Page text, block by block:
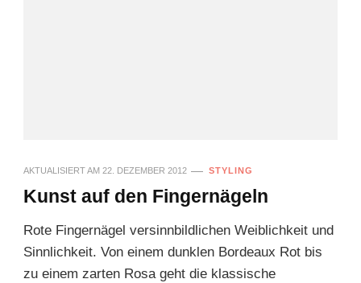
AKTUALISIERT AM 22. DEZEMBER 2012 STYLING
Kunst auf den Fingernägeln
Rote Fingernägel versinnbildlichen Weiblichkeit und
Sinnlichkeit. Von einem dunklen Bordeaux Rot bis
zu einem zarten Rosa geht die klassische